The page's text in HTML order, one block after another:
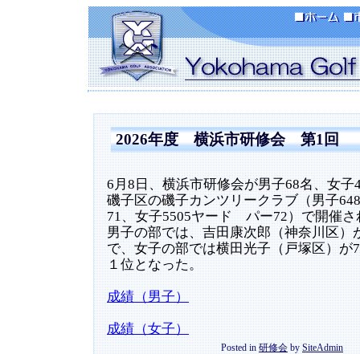
2026年度 横浜市研修会 第1回
6月8日、横浜市研修会が男子68名、女子
磯子区の磯子カンツリークラブ（男子
71、女子5505ヤード パー72）で開催さ
男子の部では、吉田康次郎（神奈川区）
で、女子の部では横田光子（戸塚区）が
１位となった。
成績（男子）
成績（女子）
Posted in研修会bySiteAdmin